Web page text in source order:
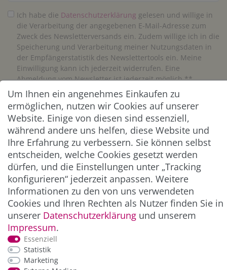
Ich habe die Daten­schutz­erklärung gelesen und willige in
die Verarbeitung der angegebenen E-Mail-Adresse zum
Zweck des Newsletterversands ein. Zudem willige ich in die
Speicherung und Verarbeitung meiner Nutzungsdaten in
der Empfängerstatistik des Newslettertools ein. Meine
Einwilligung kann ich jederzeit widerrufen. Eine
Abmeldung vom Newsletter ist jederzeit möglich.**
Abonnieren
** Hierbei handelt es sich um ein Pflichtfeld.
ZAHLUNG & VERSAND
*Alle Preise inkl. der gesetzl. MwSt. zzgl.
Um Ihnen ein angenehmes Einkaufen zu
ermöglichen, nutzen wir Cookies auf unserer
Website. Einige von diesen sind essenziell,
während andere uns helfen, diese Website und
Ihre Erfahrung zu verbessern. Sie können selbst
entscheiden, welche Cookies gesetzt werden
dürfen, und die Einstellungen unter „Tracking
konfigurieren“ jederzeit anpassen. Weitere
Informationen zu den von uns verwendeten
Cookies und Ihren Rechten als Nutzer finden Sie in
unserer Daten­schutz­erklärung und unserem
Impressum.
Essenziell
Statistik
Marketing